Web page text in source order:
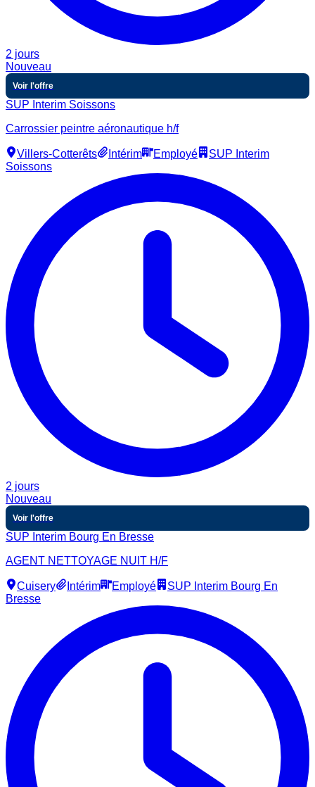
2 jours
Nouveau
Voir l'offre
SUP Interim Soissons
Carrossier peintre aéronautique h/f
Villers-Cotterêts Intérim Employé
SUP Interim
Soissons
2 jours
Nouveau
Voir l'offre
SUP Interim Bourg En Bresse
AGENT NETTOYAGE NUIT H/F
Cuisery Intérim Employé
SUP Interim Bourg En
Bresse